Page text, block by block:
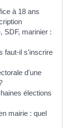
à 18 ans
SDF, marinier :
faut-il s'inscrire
d'une
élections
mairie : quel